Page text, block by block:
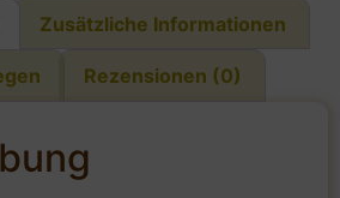
Zusätzliche Informationen
Rezensionen (0)